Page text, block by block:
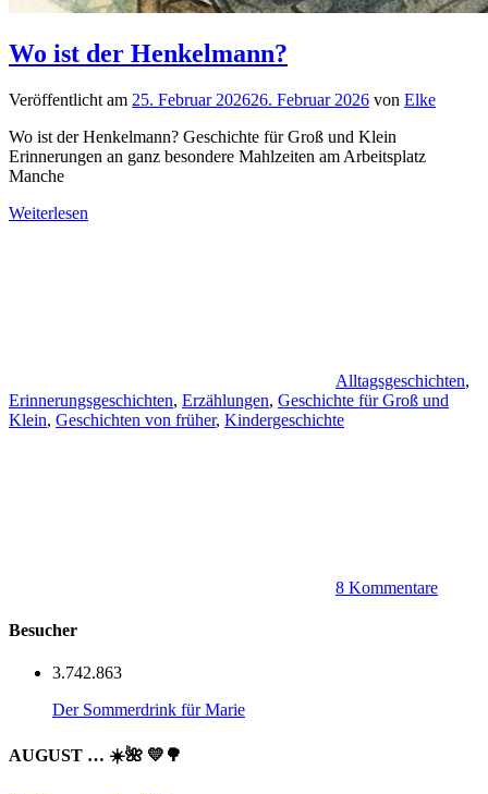
Wo ist der Henkelmann?
Veröffentlicht am 25. Februar 202626. Februar 2026 von Elke
Wo ist der Henkelmann? Geschichte für Groß und Klein
Erinnerungen an ganz besondere Mahlzeiten am Arbeitsplatz
Manche
Weiterlesen
Alltagsgeschichten,
Erinnerungsgeschichten, Erzählungen, Geschichte für Groß und
Klein, Geschichten von früher, Kindergeschichte
8 Kommentare
Besucher
3.742.863
Der Sommerdrink für Marie
AUGUST … ☀️🌺 💛🌳